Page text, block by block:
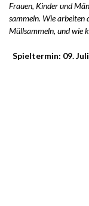
Frauen, Kinder und
sammeln. Wie arbeiten
Müllsammeln, und wie
Spieltermin: 09.